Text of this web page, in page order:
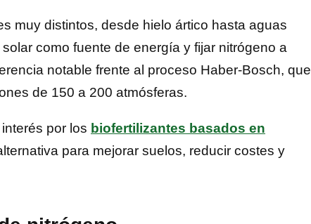
muy distintos, desde hielo ártico hasta aguas
como fuente de energía y fijar nitrógeno a
notable frente al proceso Haber-Bosch, que
de 150 a 200 atmósferas.
por los biofertilizantes basados en
para mejorar suelos, reducir costes y